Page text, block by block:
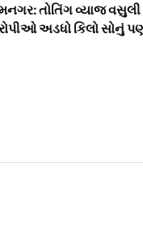
તોતિંગ વ્યાજ વસુલી
અડધો કિલો સોનું